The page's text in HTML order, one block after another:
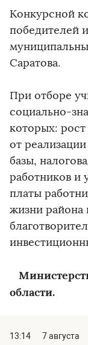
Конкурсной
победителей
Саратова.
При отборе
социально-
которых:
от
базы,
работников и
платы
жизни района
области.
13:14
7 августа